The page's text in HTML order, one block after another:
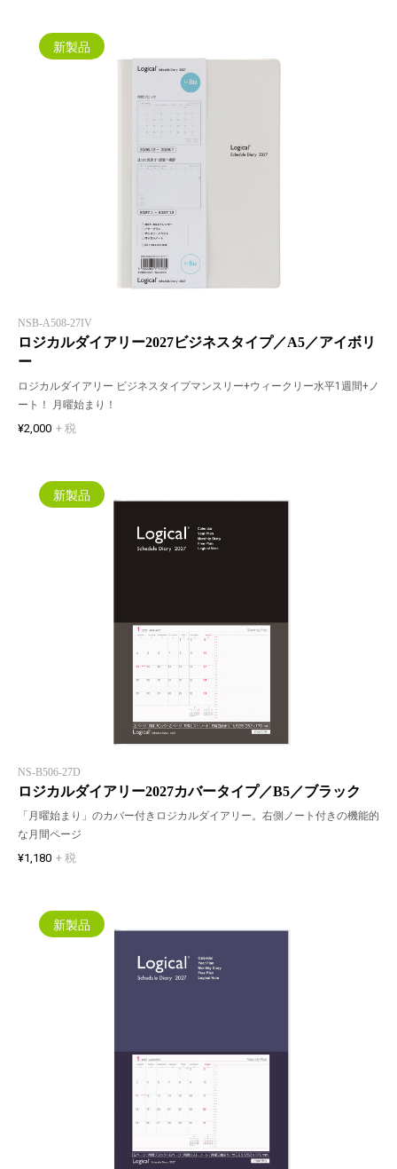
新製品
NSB-A508-27IV
ロジカルダイアリー2027ビジネスタイプ／A5／アイボリ
ー
ロジカルダイアリー ビジネスタイプマンスリー+ウィークリー水平1週間+ノ
ート！ 月曜始まり！
¥2,000 + 税
新製品
NS-B506-27D
ロジカルダイアリー2027カバータイプ／B5／ブラック
「月曜始まり」のカバー付きロジカルダイアリー。右側ノート付きの機能的
な月間ページ
¥1,180 + 税
新製品